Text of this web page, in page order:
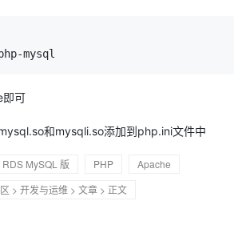
mysql
即可
和mysqli.so添加到php.ini文件中
MySQL 版 PHP
Apache
> 开发与运维 > 文章 > 正文